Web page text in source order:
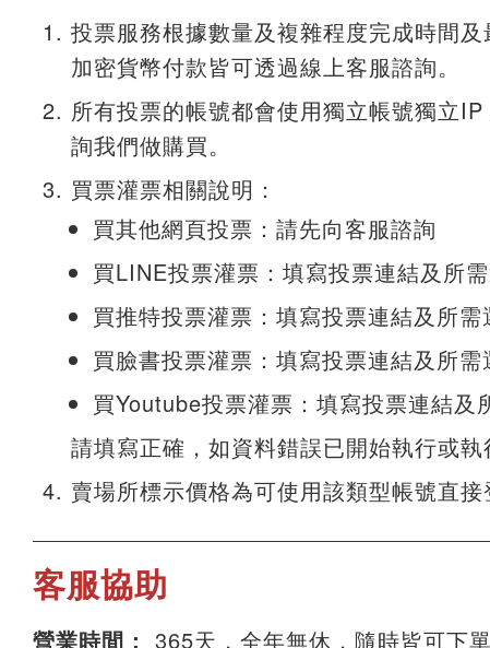
投票服務根據數量及複雜程度完成時間
加密貨幣付款皆可透過線上客服諮詢。
所有投票的帳號都會使用獨立帳號獨立
詢我們做購買。
買票灌票相關說明：
買其他網頁投票：請先向客服諮詢
買LINE投票灌票：填寫投票連結及所
買推特投票灌票：填寫投票連結及所需
買臉書投票灌票：填寫投票連結及所需
買Youtube投票灌票：填寫投票連結及
請填寫正確，如資料錯誤已開始執行或
賣場所標示價格為可使用該類型帳號直
客服協助
營業時間： 365天，全年無休，隨時皆可下單